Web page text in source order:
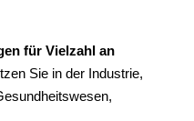
einige Vorteile,
Personal einsetzen
sicher, dass die